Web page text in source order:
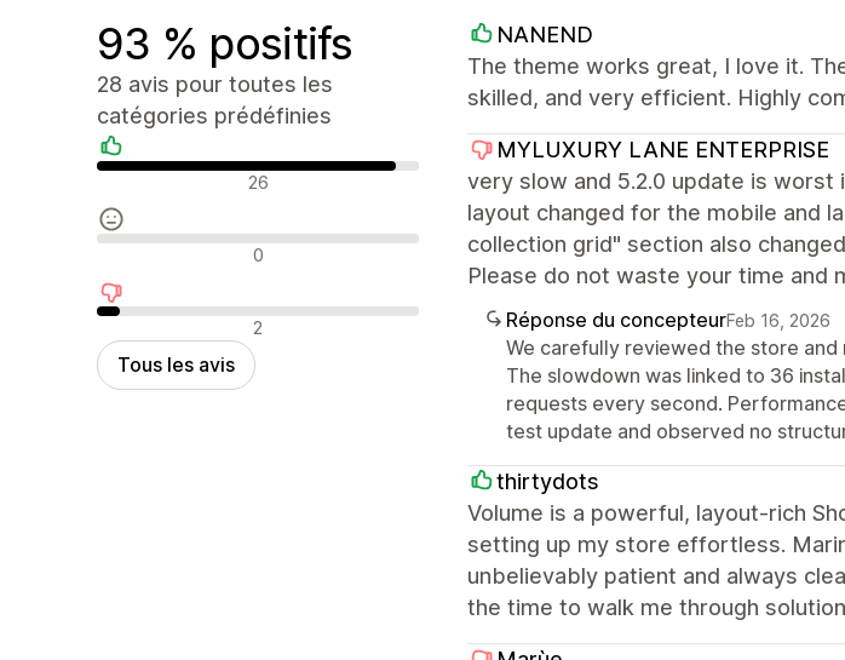
93 % positifs
28 avis pour toutes les
catégories prédéfinies
Avis positifs 26
Avis neutres 0
Avis négatifs 2
Tous les avis
NANEND
The theme works great, I love it.
skilled, and very efficient. Highly
MYLUXURY LANE ENTERPRISE
very slow and 5.2.0 update is
layout changed for the mobile and
collection grid" section also
Please do not waste your time and
Réponse du concepteurFeb 16, 2026
We carefully reviewed the store
The slowdown was linked to 36
requests every second.
test update and observed no
thirtydots
Volume is a powerful, layout‑rich
setting up my store effortless.
unbelievably patient and always
the time to walk me through